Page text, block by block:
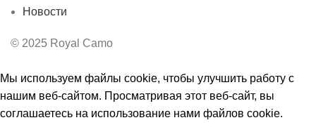
Новости
© 2025 Royal Camo
Мы используем файлы cookie, чтобы улучшить работу с
нашим веб-сайтом. Просматривая этот веб-сайт, вы
соглашаетесь на использование нами файлов cookie.